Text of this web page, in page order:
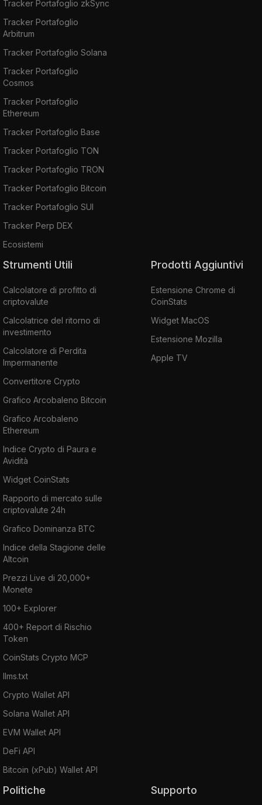
Tracker Portafoglio zkSync
Tracker Portafoglio
Arbitrum
Tracker Portafoglio Solana
Tracker Portafoglio
Cosmos
Tracker Portafoglio
Ethereum
Tracker Portafoglio Base
Tracker Portafoglio TON
Tracker Portafoglio TRON
Tracker Portafoglio Bitcoin
Tracker Portafoglio SUI
Tracker Perp DEX
Ecosistemi
Strumenti Utili
Calcolatore di profitto di
criptovalute
Calcolatrice del ritorno di
investimento
Calcolatore di Perdita
Impermanente
Convertitore Crypto
Grafico Arcobaleno Bitcoin
Grafico Arcobaleno
Ethereum
Indice Crypto di Paura e
Avidità
Widget CoinStats
Rapporto di mercato sulle
criptovalute 24h
Grafico Dominanza BTC
Indice della Stagione delle
Altcoin
Prezzi Live di 20,000+
Monete
100+ Explorer
400+ Report di Rischio
Token
CoinStats Crypto MCP
llms.txt
Crypto Wallet API
Solana Wallet API
EVM Wallet API
DeFi API
Bitcoin (xPub) Wallet API
Prodotti Aggiuntivi
Estensione Chrome di
CoinStats
Widget MacOS
Estensione Mozilla
Apple TV
Politiche Supporto